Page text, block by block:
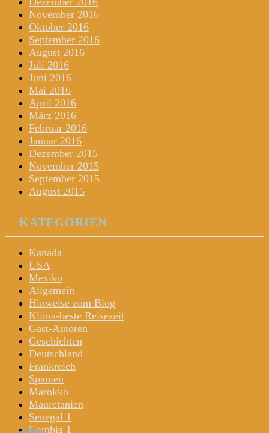
November 2016
Oktober 2016
September 2016
August 2016
Juli 2016
Juni 2016
Mai 2016
April 2016
März 2016
Februar 2016
Januar 2016
Dezember 2015
November 2015
September 2015
August 2015
KATEGORIEN
Kanada
USA
Mexiko
Allgemein
Hinweise zum Blog
Klima-beste Reisezeit
Gast-Autoren
Geschichten
Deutschland
Frankreich
Spanien
Marokko
Mauretanien
Senegal 1
Gambia 1